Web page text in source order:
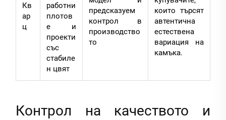
Кв
ар
ц
работни
плотов
е и
проекти
със
стабиле
н цвят
предсказуем
контрол в
производство
то
които търсят
автентична
естествена
вариация на
камъка.
Контрол на качеството и